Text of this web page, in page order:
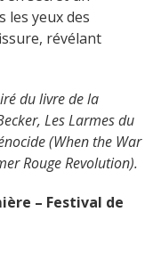
les yeux des
révélant
du livre de la
Les Larmes du
(When the War
Rouge Revolution).
– Festival de